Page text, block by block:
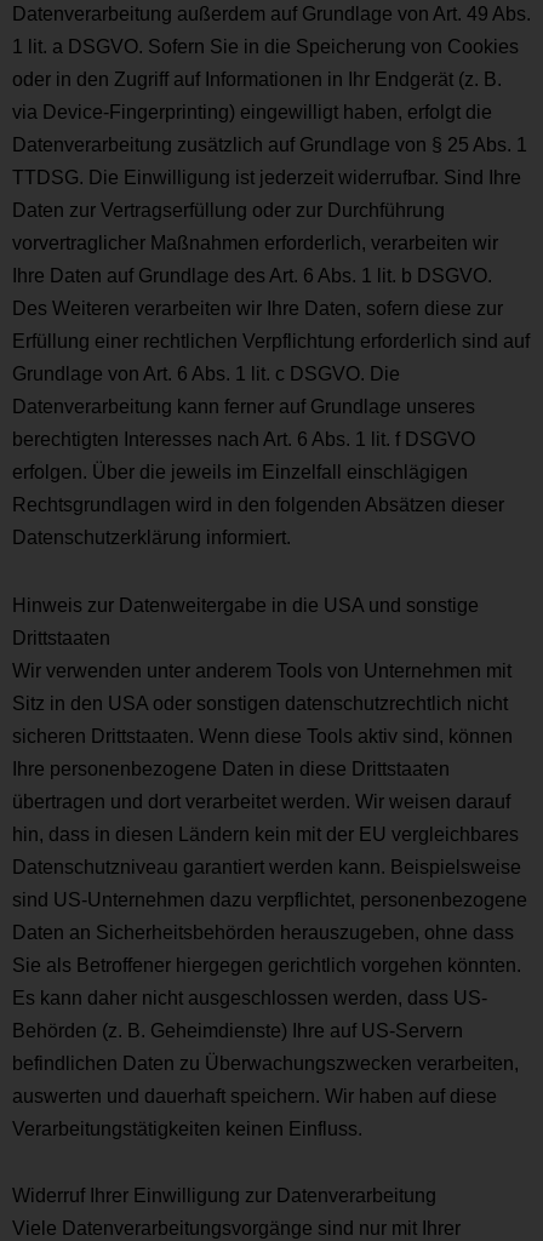
Datenverarbeitung außerdem auf Grundlage von Art. 49 Abs.
1 lit. a DSGVO. Sofern Sie in die Speicherung von Cookies
oder in den Zugriff auf Informationen in Ihr Endgerät (z. B.
via Device-Fingerprinting) eingewilligt haben, erfolgt die
Datenverarbeitung zusätzlich auf Grundlage von § 25 Abs. 1
TTDSG. Die Einwilligung ist jederzeit widerrufbar. Sind Ihre
Daten zur Vertragserfüllung oder zur Durchführung
vorvertraglicher Maßnahmen erforderlich, verarbeiten wir
Ihre Daten auf Grundlage des Art. 6 Abs. 1 lit. b DSGVO.
Des Weiteren verarbeiten wir Ihre Daten, sofern diese zur
Erfüllung einer rechtlichen Verpflichtung erforderlich sind auf
Grundlage von Art. 6 Abs. 1 lit. c DSGVO. Die
Datenverarbeitung kann ferner auf Grundlage unseres
berechtigten Interesses nach Art. 6 Abs. 1 lit. f DSGVO
erfolgen. Über die jeweils im Einzelfall einschlägigen
Rechtsgrundlagen wird in den folgenden Absätzen dieser
Datenschutzerklärung informiert.
Hinweis zur Datenweitergabe in die USA und sonstige
Drittstaaten
Wir verwenden unter anderem Tools von Unternehmen mit
Sitz in den USA oder sonstigen datenschutzrechtlich nicht
sicheren Drittstaaten. Wenn diese Tools aktiv sind, können
Ihre personenbezogene Daten in diese Drittstaaten
übertragen und dort verarbeitet werden. Wir weisen darauf
hin, dass in diesen Ländern kein mit der EU vergleichbares
Datenschutzniveau garantiert werden kann. Beispielsweise
sind US-Unternehmen dazu verpflichtet, personenbezogene
Daten an Sicherheitsbehörden herauszugeben, ohne dass
Sie als Betroffener hiergegen gerichtlich vorgehen könnten.
Es kann daher nicht ausgeschlossen werden, dass US-
Behörden (z. B. Geheimdienste) Ihre auf US-Servern
befindlichen Daten zu Überwachungszwecken verarbeiten,
auswerten und dauerhaft speichern. Wir haben auf diese
Verarbeitungstätigkeiten keinen Einfluss.
Widerruf Ihrer Einwilligung zur Datenverarbeitung
Viele Datenverarbeitungsvorgänge sind nur mit Ihrer